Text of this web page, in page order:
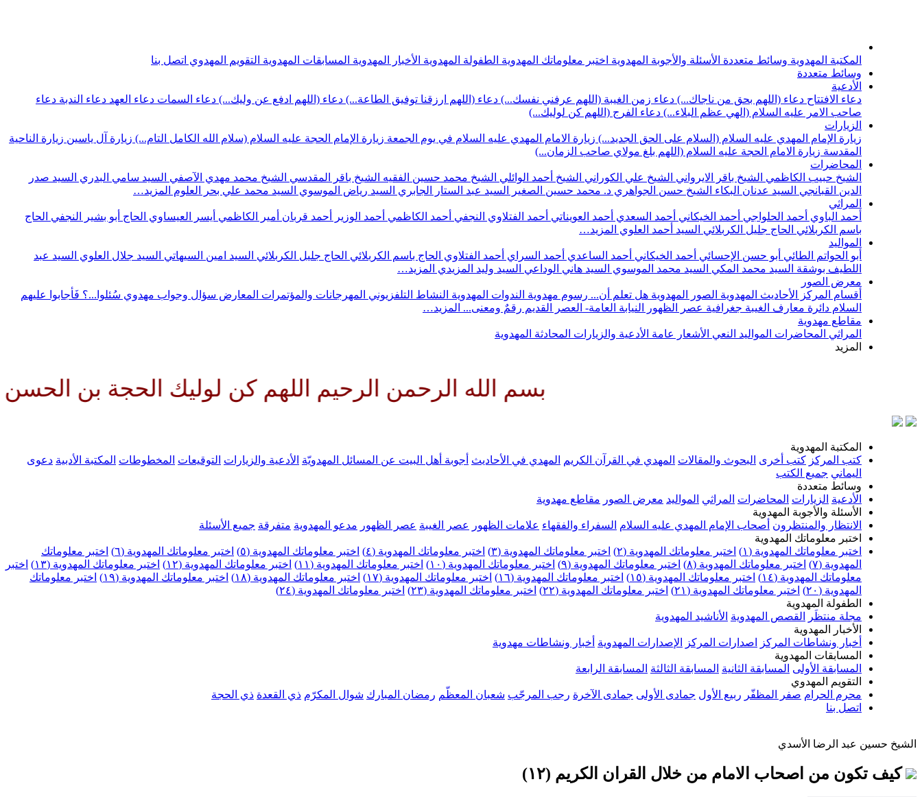
المكتبة المهدوية وسائط متعددة الأسئلة والأجوبة المهدوية اختبر معلوماتك المهدوية الطفولة المهدوية الأخبار المهدوية المسابقات المهدوية التقويم المهدوي اتصل بنا
وسائط متعددة
الأدعية
دعاء الافتتاح دعاء (اللهم بحق من ناجاك...) دعاء زمن الغيبة (اللهم عرفني نفسك...) دعاء (اللهم ارزقنا توفيق الطاعة...) دعاء (اللهم ادفع عن وليك...) دعاء السمات دعاء العهد دعاء الندبة دعاء
صاحب الامر عليه السلام (الهي عظم البلاء...) دعاء الفرج (اللهم كن لوليك...)
الزيارات
زيارة الإمام المهدي عليه السلام (السلام على الحق الجديد...) زيارة الامام المهدي عليه السلام في يوم الجمعة زيارة الإمام الحجة عليه السلام (سلام الله الكامل التام...) زيارة آل ياسين زيارة الناحية
المقدسة زيارة الامام الحجة عليه السلام (اللهم بلغ مولاي صاحب الزمان...)
المحاضرات
الشيخ حبيب الكاظمي الشيخ باقر الايرواني الشيخ علي الكوراني الشيخ أحمد الوائلي الشيخ محمد حسين الفقيه الشيخ باقر المقدسي الشيخ محمد مهدي الآصفي السيد سامي البدري السيد صدر
الدين القبانجي السيد عدنان البكاء الشيخ حسن الجواهري د. محمد حسين الصغير السيد عبد الستار الجابري السيد رياض الموسوي السيد محمد علي بحر العلوم المزيد…
المراثي
أحمد الباوي أحمد الحلواجي أحمد الخيكاني أحمد السعدي أحمد العويناتي أحمد الفتلاوي النجفي أحمد الكاظمي أحمد الوزير أحمد قربان أمير الكاظمي أيسر العيساوي الحاج أبو بشير النجفي الحاج
باسم الكربلائي الحاج جليل الكربلائي السيد أحمد العلوي المزيد…
المواليد
أبو الحواتم الطائي أبو حسن الإحسائي أحمد الخيكاني أحمد الساعدي أحمد السراي أحمد الفتلاوي الحاج باسم الكربلائي الحاج جليل الكربلائي السيد امين السيهاتي السيد جلال العلوي السيد عبد
اللطيف بوشقة السيد محمد المكي السيد محمد الموسوي السيد هاني الوداعي السيد وليد المزيدي المزيد…
معرض الصور
أقسام المركز
الأحاديث المهدوية الصور المهدوية هل تعلم أن... رسوم مهدوية الندوات المهدوية النشاط التلفزيوني المهرجانات والمؤتمرات المعارض سؤال وجواب مهدوي سُئلوا...؟ فَأجابوا عليهم
السلام دائرة معارف الغيبة جغرافية عصر الظهور النيابة العامة- العصر القديم رقمٌ ومعنى... المزيد…
مقاطع مهدوية
المراثي المحاضرات المواليد النعي الأشعار عامة الأدعية والزيارات المحادثة المهدوية
المزيد
بسم الله الرحمن الرحيم اللهم كن لوليك الحجة بن الحسن
المكتبة المهدوية
كتب المركز كتب أخرى البحوث والمقالات المهدي في القرآن الكريم المهدي في الأحاديث أجوبة أهل البيت عن المسائل المهدويّة الأدعية والزيارات التوقيعات المخطوطات المكتبة الأدبية دعوى
اليماني جميع الكتب
وسائط متعددة
الأدعية الزيارات المحاضرات المراثي المواليد معرض الصور مقاطع مهدوية
الأسئلة والأجوبة المهدوية
الانتظار والمنتظرون أصحاب الإمام المهدي عليه السلام السفراء والفقهاء علامات الظهور عصر الغيبة عصر الظهور مدعو المهدوية متفرقة جميع الأسئلة
اختبر معلوماتك المهدوية
اختبر معلوماتك المهدوية (١)
اختبر معلوماتك المهدوية (٢) اختبر معلوماتك المهدوية (٣) اختبر معلوماتك المهدوية (٤) اختبر معلوماتك المهدوية (٥) اختبر معلوماتك المهدوية (٦)
اختبر معلوماتك
المهدوية (٧)
اختبر معلوماتك المهدوية (٨) اختبر معلوماتك المهدوية (٩) اختبر معلوماتك المهدوية (١٠) اختبر معلوماتك المهدوية (١١) اختبر معلوماتك المهدوية (١٢) اختبر معلوماتك المهدوية (١٣)
اختبر
معلوماتك المهدوية (١٤)
اختبر معلوماتك المهدوية (١٥) اختبر معلوماتك المهدوية (١٦) اختبر معلوماتك المهدوية (١٧) اختبر معلوماتك المهدوية (١٨) اختبر معلوماتك المهدوية (١٩)
اختبر معلوماتك
المهدوية (٢٠)
اختبر معلوماتك المهدوية (٢١) اختبر معلوماتك المهدوية (٢٢) اختبر معلوماتك المهدوية (٢٣)
اختبر معلوماتك المهدوية (٢٤)
الطفولة المهدوية
مجلة منتظَر
القصص المهدوية الأناشيد المهدوية
الأخبار المهدوية
أخبار ونشاطات المركز
اصدارات المركز الإصدارات المهدوية أخبار ونشاطات مهدوية
المسابقات المهدوية
المسابقة الأولى المسابقة الثانية المسابقة الثالثة المسابقة الرابعة
التقويم المهدوي
محرم الحرام صفر المظفّر ربيع الأول جمادى الأولى جمادى الآخرة رجب المرجّب شعبان المعظّم رمضان المبارك شوال المكرّم ذي القعدة ذي الحجة
اتصل بنا
الشيخ حسين عبد الرضا الأسدي
كيف تكون من اصحاب الامام من خلال القران الكريم (١٢)